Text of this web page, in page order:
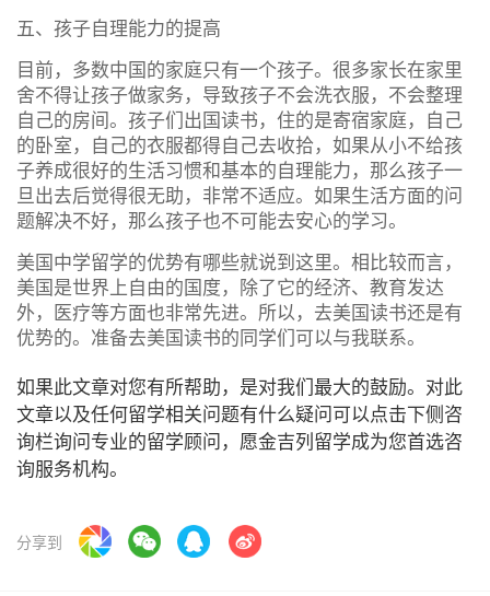
五、孩子自理能力的提高
目前，多数中国的家庭只有一个孩子。很多家长在家里
舍不得让孩子做家务，导致孩子不会洗衣服，不会整理
自己的房间。孩子们出国读书，住的是寄宿家庭，自己
的卧室，自己的衣服都得自己去收拾，如果从小不给孩
子养成很好的生活习惯和基本的自理能力，那么孩子一
旦出去后觉得很无助，非常不适应。如果生活方面的问
题解决不好，那么孩子也不可能去安心的学习。
美国中学留学的优势有哪些就说到这里。相比较而言，
美国是世界上自由的国度，除了它的经济、教育发达
外，医疗等方面也非常先进。所以，去美国读书还是有
优势的。准备去美国读书的同学们可以与我联系。
如果此文章对您有所帮助，是对我们最大的鼓励。对此
文章以及任何留学相关问题有什么疑问可以点击下侧咨
询栏询问专业的留学顾问，愿金吉列留学成为您首选咨
询服务机构。
分享到